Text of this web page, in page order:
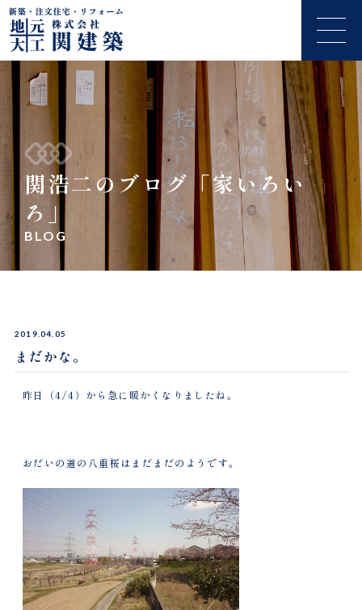
関浩二のブログ「家いろい
ろ」
BLOG
2019.04.05
まだかな。
昨日（4/4）から急に暖かくなりましたね。
おだいの道の八重桜はまだまだのようです。